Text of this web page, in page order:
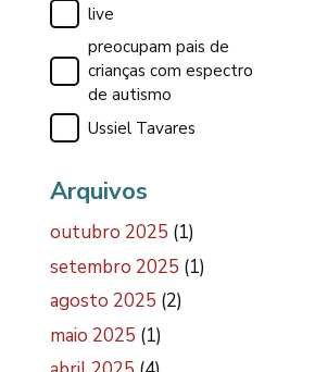
live
preocupam pais de
crianças com espectro
de autismo
Ussiel Tavares
Arquivos
outubro 2025 (1)
setembro 2025 (1)
agosto 2025 (2)
maio 2025 (1)